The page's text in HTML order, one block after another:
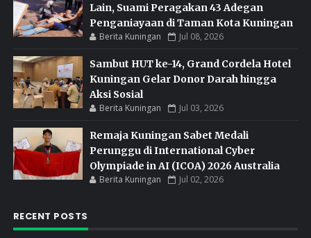
Lain, Suami Peragakan 43 Adegan
Penganiayaan di Taman Kota Kuningan
Berita Kuningan Jul 08, 2026
Sambut HUT ke-14, Grand Cordela Hotel
Kuningan Gelar Donor Darah hingga
Aksi Sosial
Berita Kuningan Jul 03, 2026
Remaja Kuningan Sabet Medali
Perunggu di International Cyber
Olympiade in AI (ICOA) 2026 Australia
Berita Kuningan Jul 02, 2026
RECENT POSTS